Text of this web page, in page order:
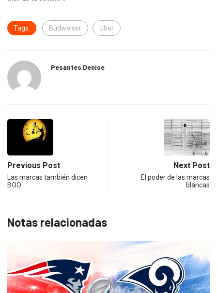
Tags: Budweiser Uber
Pesantes Denise
Previous Post
Las marcas también dicen
BOO
Next Post
El poder de las marcas
blancas
Notas relacionadas